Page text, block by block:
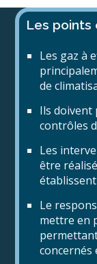
Les points
Les gaz à
de
Ils doivent
contrôles
Les
être
Le
mettre en
concernés